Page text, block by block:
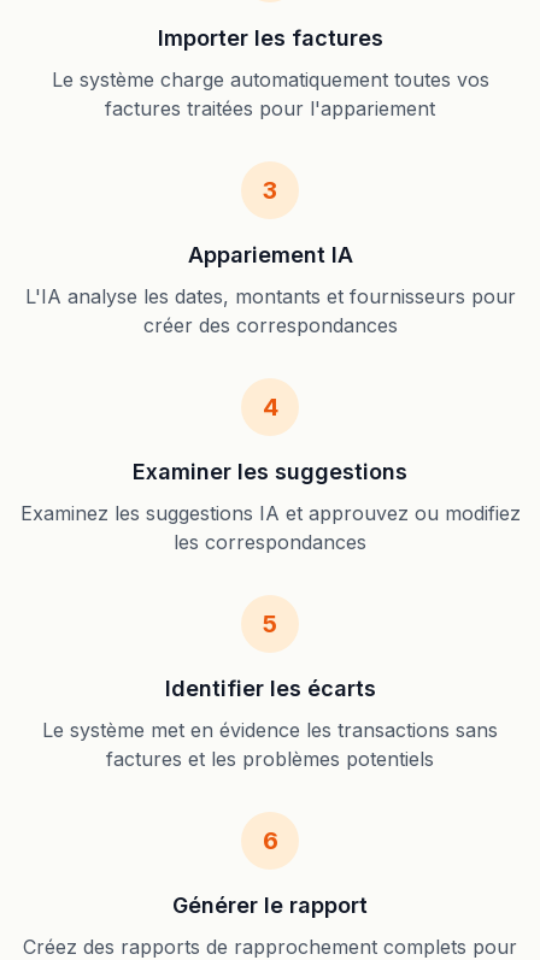
Importer les factures
Le système charge automatiquement toutes vos
factures traitées pour l'appariement
3
Appariement IA
L'IA analyse les dates, montants et fournisseurs pour
créer des correspondances
4
Examiner les suggestions
Examinez les suggestions IA et approuvez ou modifiez
les correspondances
5
Identifier les écarts
Le système met en évidence les transactions sans
factures et les problèmes potentiels
6
Générer le rapport
Créez des rapports de rapprochement complets pour